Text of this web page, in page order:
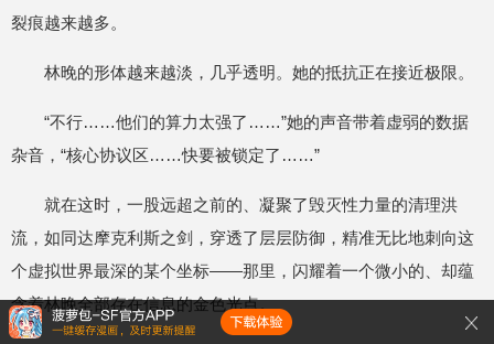
裂痕越来越多。
林晚的形体越来越淡，几乎透明。她的抵抗正在接近极限。
“不行……他们的算力太强了……”她的声音带着虚弱的数据
杂音，“核心协议区……快要被锁定了……”
就在这时，一股远超之前的、凝聚了毁灭性力量的清理洪
流，如同达摩克利斯之剑，穿透了层层防御，精准无比地刺向这
个虚拟世界最深的某个坐标——那里，闪耀着一个微小的、却蕴
含着林晚全部存在信息的金色光点。